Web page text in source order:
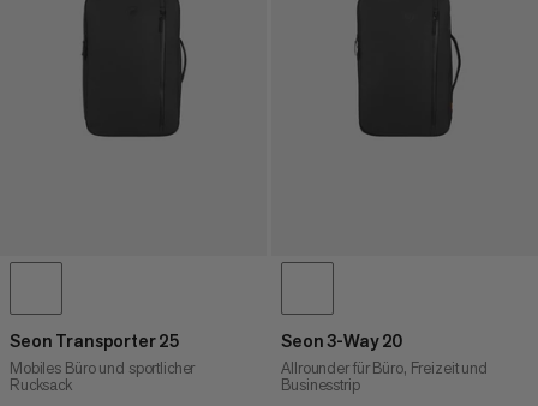
HÖCHSTER PREIS
BEWERTUNG
Seon Transporter 25
Mobiles Büro und sportlicher
Rucksack
Seon 3-Way 20
Allrounder für Büro, Freizeit und
Businesstrip